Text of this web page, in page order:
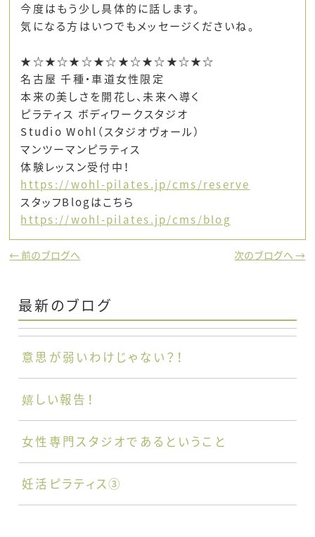
今度はもう少し具体的に話します。
気になる方はいつでもメッセージくださいね。
★☆★☆★☆★☆★☆★☆★☆★☆
名古屋 千種・車道女性限定
本来の美しさを開花し、未来へ導く
ピラティス ボディワークスタジオ
Studio Wohl（スタジオヴォール）
マンツーマンピラティス
体験レッスン受付中！
https://wohl-pilates.jp/cms/reserve
スタッフBlogはこちら
https://wohl-pilates.jp/cms/blog
← 前のブログへ 次のブログへ →
最新のブログ
意思が弱いわけじゃない？！
嬉しい報告！
女性専門スタジオであるということ
妊活ピラティス③